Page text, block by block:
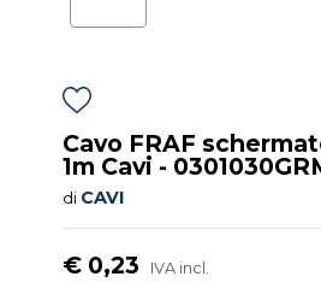
Cavo FRAF
1m Cavi -
di CAVI
€ 0,23 IVA incl.